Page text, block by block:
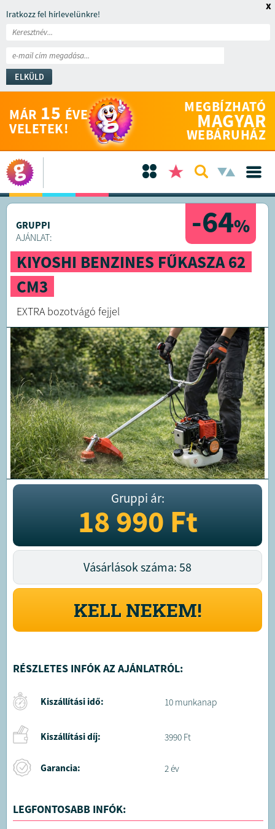
Iratkozz fel hírlevelünkre!
ELKÜLD
x
MÁR 15 ÉVE
VELETEK!
MEGBÍZHATÓ
MAGYAR
WEBÁRUHÁZ
-64%
GRUPPI
AJÁNLAT:
KIYOSHI BENZINES FŰKASZA 62
CM3
EXTRA bozotvágó fejjel
Gruppi ár:
18 990Ft
Vásárlások száma: 58
KELL NEKEM!
RÉSZLETES INFÓK AZ AJÁNLATRÓL:
Kiszállítási idő: 10 munkanap
Kiszállítási díj: 3990 Ft
Garancia: 2 év
LEGFONTOSABB INFÓK: